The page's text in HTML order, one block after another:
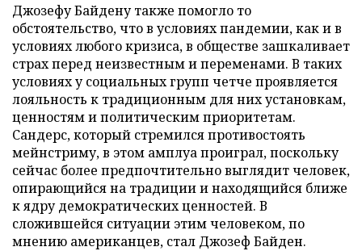
Джозефу Байдену также помогло то
обстоятельство, что в условиях пандемии, как и в
условиях любого кризиса, в обществе зашкаливает
страх перед неизвестным и переменами. В таких
условиях у социальных групп четче проявляется
лояльность к традиционным для них установкам,
ценностям и политическим приоритетам.
Сандерс, который стремился противостоять
мейнстриму, в этом амплуа проиграл, поскольку
сейчас более предпочтительно выглядит человек,
опирающийся на традиции и находящийся ближе
к ядру демократических ценностей. В
сложившейся ситуации этим человеком, по
мнению американцев, стал Джозеф Байден.